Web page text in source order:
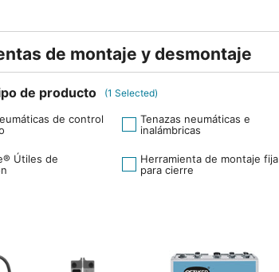
de montaje y desmontaje
de producto (1 Selected)
de control
Tenazas neumáticas e
inalámbricas
Útiles de
Herramienta de montaje fija
para cierre